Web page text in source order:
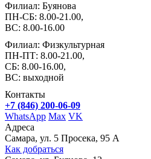
Филиал: Буянова
ПН-СБ: 8.00-21.00,
ВС: 8.00-16.00
Филиал: Физкультурная
ПН-ПТ: 8.00-21.00,
СБ: 8.00-16.00,
ВС: выходной
Контакты
+7 (846) 200-06-09
WhatsApp Max VK
Адреса
Самара, ул. 5 Просека, 95 А
Как добраться